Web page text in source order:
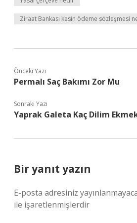
Ziraat Bankası kesin ödeme sözleşmesi
Önceki Yazı
Permalı Saç Bakımı Zor Mu
Sonraki Yazı
Yaprak Galeta Kaç Dilim
Bir yanıt yazın
E-posta adresiniz
ile işaretlenmişlerdir